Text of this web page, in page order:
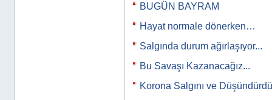
BUGÜN BAYRAM
Hayat normale dönerken…
Salgında durum ağırlaşıyor...
Bu Savaşı Kazanacağız...
Korona Salgını ve